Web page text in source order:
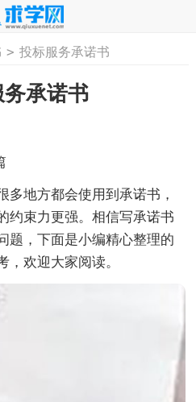
活动计划 学习计划
> 投标服务承诺书
承诺书
地方都会使用到承诺书，
约束力更强。相信写承诺书
题，下面是小编精心整理的
，欢迎大家阅读。